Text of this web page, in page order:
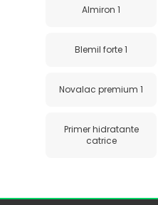
Almiron 1
Blemil forte 1
Novalac premium 1
Primer hidratante
catrice